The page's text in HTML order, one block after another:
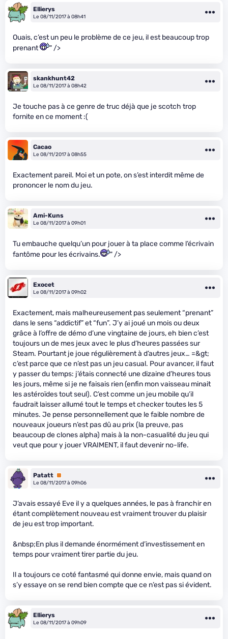
Ellierys
Le 08/11/2017 à 08h41
Ouais, c’est un peu le problème de ce jeu, il est beaucoup trop
prenant
" />
skankhunt42
Le 08/11/2017 à 08h42
Je touche pas à ce genre de truc déjà que je scotch trop
fornite en ce moment :(
Cacao
Le 08/11/2017 à 08h55
Exactement pareil. Moi et un pote, on s’est interdit même de
prononcer le nom du jeu.
Ami-Kuns
Le 08/11/2017 à 09h01
Tu embauche quelqu’un pour jouer à ta place comme l’écrivain
fantôme pour les écrivains.
" />
Exocet
Le 08/11/2017 à 09h02
Exactement, mais malheureusement pas seulement “prenant”
dans le sens “addictif” et “fun”. J’y ai joué un mois ou deux
grâce à l’offre de démo d’une vingtaine de jours, eh bien c’est
toujours un de mes jeux avec le plus d’heures passées sur
Steam. Pourtant je joue régulièrement à d’autres jeux… =&gt;
c’est parce que ce n’est pas un jeu casual. Pour avancer, il faut
y passer du temps: j’étais connecté une dizaine d’heures tous
les jours, même si je ne faisais rien (enfin mon vaisseau minait
les astéroïdes tout seul). C’est comme un jeu mobile qu’il
faudrait laisser allumé tout le temps et checker toutes les 5
minutes. Je pense personnellement que le faible nombre de
nouveaux joueurs n’est pas dû au prix (la preuve, pas
beaucoup de clones alpha) mais à la non-casualité du jeu qui
veut que pour y jouer VRAIMENT, il faut devenir no-life.
Patatt Premium
Le 08/11/2017 à 09h06
J’avais essayé Eve il y a quelques années, le pas à franchir en
étant complètement nouveau est vraiment trouver du plaisir
de jeu est trop important.
&nbsp;En plus il demande énormément d’investissement en
temps pour vraiment tirer partie du jeu.
Il a toujours ce coté fantasmé qui donne envie, mais quand on
s’y essaye on se rend bien compte que ce n’est pas si évident.
Ellierys
Le 08/11/2017 à 09h09